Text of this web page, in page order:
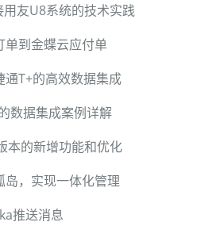
用友U8系统的技术实践
单到金蝶云应付单
T+的高效数据集成
数据集成案例详解
本的新增功能和优化
，实现一体化管理
推送消息